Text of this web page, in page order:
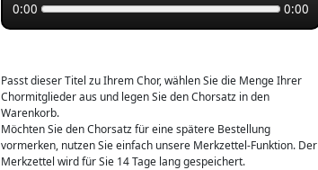
0:00 0:00
Passt dieser Titel zu Ihrem Chor, wählen Sie die Menge Ihrer
Chormitglieder aus und legen Sie den Chorsatz in den
Warenkorb.
Möchten Sie den Chorsatz für eine spätere Bestellung
vormerken, nutzen Sie einfach unsere Merkzettel-Funktion. Der
Merkzettel wird für Sie 14 Tage lang gespeichert.